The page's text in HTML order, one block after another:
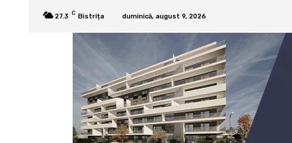
27.3 C Bistrița duminică, august 9, 2026